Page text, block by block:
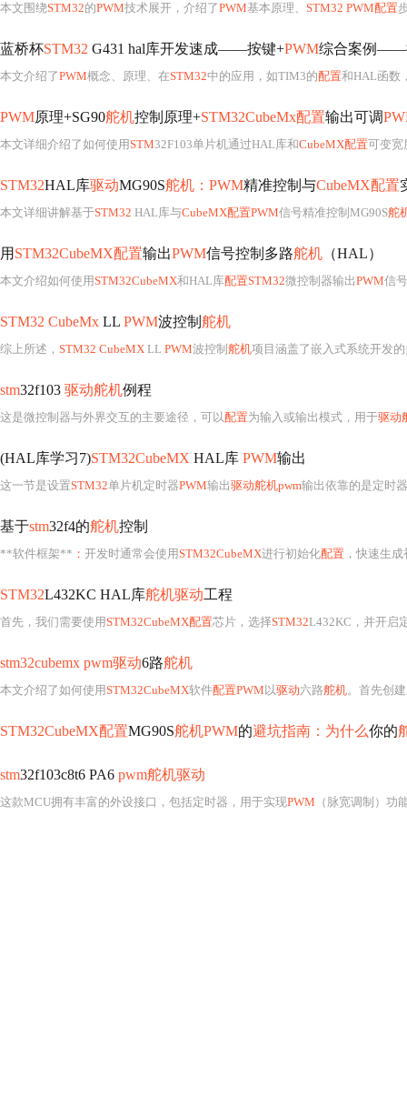
本文围绕STM32的PWM技术展开，介绍了PWM基本原理、 STM32 PWM配置
蓝桥杯STM32 G431 hal库开发速成——按键+PWM综合案例——
本文介绍了PWM概念、原理、在STM32中的应用，如TIM3的配置和HAL函数
PWM原理+SG90舵机控制原理+STM32CubeMx配置输出可调
本文详细介绍了如何使用STM32F103单片机通过HAL库和CubeMX配置可变宽
STM32HAL库驱动MG90S舵机：PWM精准控制与CubeMX配置
本文详细讲解基于STM32 HAL库与CubeMX配置PWM信号精准控制MG90S舵
用 STM32CubeMX配置输出PWM信号控制多路舵机 （HAL）
本文介绍如何使用STM32CubeMX和HAL库配置STM32微控制器输出PWM信
STM32 CubeMx LL PWM波控制 舵机
综上所述， STM32 CubeMX LL PWM波控制 舵机项目涵盖了嵌入式系统开发
stm32f103 驱动舵机例程
这是微控制器与外界交互的主要途径，可以配置为输入或输出模式，用于驱动
(HAL库学习7)STM32CubeMX HAL库 PWM输出
这一节是设置STM32单片机定时器PWM输出驱动舵机pwm输出依靠的是定时
基于stm32f4的舵机控制
**软件框架** ： 开发时通常会使用STM32CubeMX进行初始化配置 ，快速生
STM32L432KC HAL库舵机驱动工程
首先，我们需要使用STM32CubeMX配置芯片，选择STM32L432KC，并开启
stm32cubemx pwm驱动6路舵机
本文介绍了如何使用STM32CubeMX软件配置PWM 以驱动六路舵机。首先创建新项目
STM32CubeMX配置MG90S舵机PWM的避坑指南：为什么你的
stm32f103c8t6 PA6 pwm舵机驱动
这款MCU拥有丰富的外设接口，包括定时器，用于实现PWM （脉宽调制）功